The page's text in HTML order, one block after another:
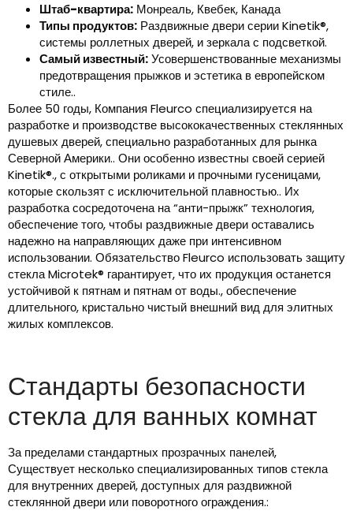
Штаб-квартира: Монреаль, Квебек, Канада
Типы продуктов: Раздвижные двери серии Kinetik®,
системы роллетных дверей, и зеркала с подсветкой.
Самый известный:Усовершенствованные механизмы
предотвращения прыжков и эстетика в европейском
стиле..
Более 50 годы, Компания Fleurco специализируется на
разработке и производстве высококачественных стеклянных
душевых дверей, специально разработанных для рынка
Северной Америки.. Они особенно известны своей серией
Kinetik®., с открытыми роликами и прочными гусеницами,
которые скользят с исключительной плавностью.. Их
разработка сосредоточена на “анти-прыжк” технология,
обеспечение того, чтобы раздвижные двери оставались
надежно на направляющих даже при интенсивном
использовании. Обязательство Fleurco использовать защиту
стекла Microtek® гарантирует, что их продукция останется
устойчивой к пятнам и пятнам от воды., обеспечение
длительного, кристально чистый внешний вид для элитных
жилых комплексов.
Стандарты безопасности
стекла для ванных комнат
За пределами стандартных прозрачных панелей,
Существует несколько специализированных типов стекла
для внутренних дверей, доступных для раздвижной
стеклянной двери или поворотного ограждения.: